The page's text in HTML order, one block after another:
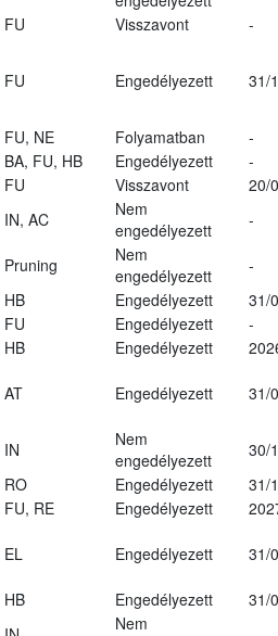
FU Visszavont
-
FU Engedélyezett 31/
FU, NE Folyamatban
-
BA, FU, HB Engedélyezett
-
FU Visszavont
20/
IN, AC
Nem
engedélyezett
-
Pruning
Nem
engedélyezett
-
HB Engedélyezett
31/
FU Engedélyezett
-
HB Engedélyezett
AT Engedélyezett 31/
IN
Nem
engedélyezett
30/
RO Engedélyezett
31/
FU, RE Engedélyezett
EL Engedélyezett 31/
HB Engedélyezett
31/
Nem